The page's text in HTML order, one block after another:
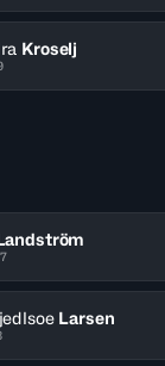
Kroselj
Larsen